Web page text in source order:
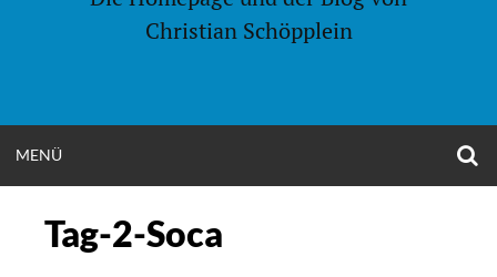
Christian Schöpplein
MENÜ
Tag-2-Soca